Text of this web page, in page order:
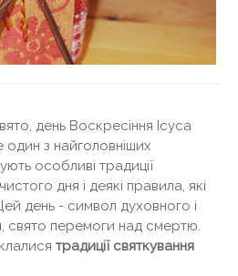
день Воскресіння Ісуса
з найголовніших
особливі традиції
дня і деякі правила, які
день - символ духовного і
свято перемоги над смертю.
традиції святкування